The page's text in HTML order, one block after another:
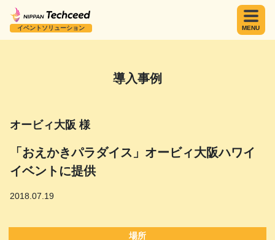
イベントソリューション MENU
導入事例
オービィ大阪 様
「おえかきパラダイス」オービィ大阪ハワイ
イベントに提供
2018.07.19
場所